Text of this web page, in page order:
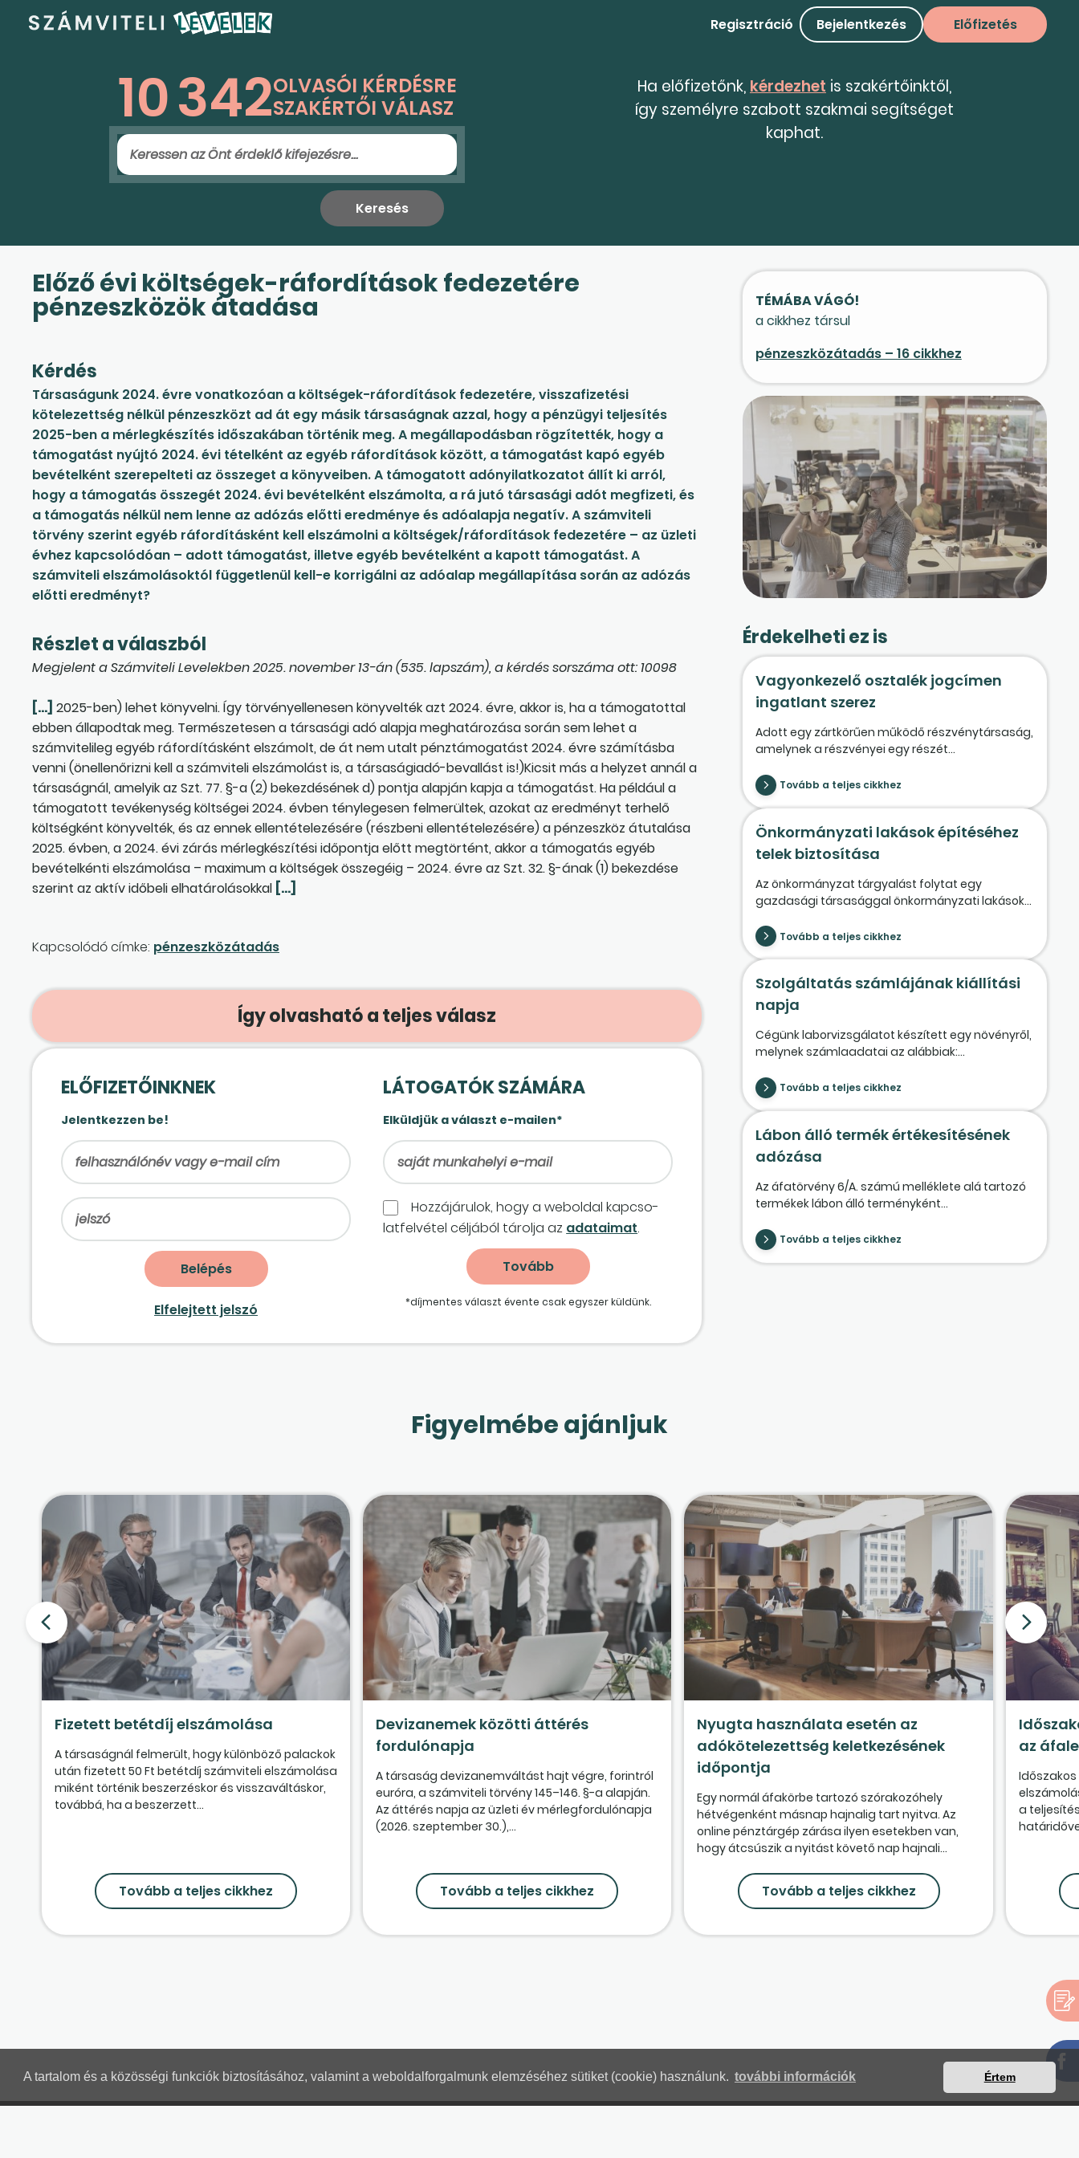
A tartalom és a közösségi funkciók biztosításához, valamint a weboldalforgalmunk elemzéséhez sütiket (cookie) használunk. további információk Értem
Regisztráció Bejelentkezés Előfizetés
10342OLVASÓI KÉRDÉSRE
SZAKÉRTŐI VÁLASZ
Ha előfizetőnk, kérdezhet is szakértőinktől,
így személyre szabott szakmai segítséget
kaphat.
Előző évi költségek-ráfordítások fedezetére
pénzeszközök átadása
Kérdés
Társaságunk 2024. évre vonatkozóan a költségek-ráfordítások fedezetére, visszafizetési
kötelezettség nélkül pénzeszközt ad át egy másik társaságnak azzal, hogy a pénzügyi teljesítés
2025-ben a mérlegkészítés időszakában történik meg. A megállapodásban rögzítették, hogy a
támogatást nyújtó 2024. évi tételként az egyéb ráfordítások között, a támogatást kapó egyéb
bevételként szerepelteti az összeget a könyveiben. A támogatott adónyilatkozatot állít ki arról,
hogy a támogatás összegét 2024. évi bevételként elszámolta, a rá jutó társasági adót megfizeti, és
a támogatás nélkül nem lenne az adózás előtti eredménye és adóalapja negatív. A számviteli
törvény szerint egyéb ráfordításként kell elszámolni a költségek/ráfordítások fedezetére – az üzleti
évhez kapcsolódóan – adott támogatást, illetve egyéb bevételként a kapott támogatást. A
számviteli elszámolásoktól függetlenül kell-e korrigálni az adóalap megállapítása során az adózás
előtti eredményt?
Részlet a válaszból
Megjelent a Számviteli Levelekben 2025. november 13-án (535. lapszám), a kérdés sorszáma ott: 10098
[…] 2025-ben) lehet könyvelni. Így törvényellenesen könyvelték azt 2024. évre, akkor is, ha a támogatottal
ebben állapodtak meg. Természetesen a társasági adó alapja meghatározása során sem lehet a
számvitelileg egyéb ráfordításként elszámolt, de át nem utalt pénztámogatást 2024. évre számításba
venni (önellenőrizni kell a számviteli elszámolást is, a társaságiadó-bevallást is!)Kicsit más a helyzet annál a
társaságnál, amelyik az Szt. 77. §-a (2) bekezdésének d) pontja alapján kapja a támogatást. Ha például a
támogatott tevékenység költségei 2024. évben ténylegesen felmerültek, azokat az eredményt terhelő
költségként könyvelték, és az ennek ellentételezésére (részbeni ellentételezésére) a pénzeszköz átutalása
2025. évben, a 2024. évi zárás mérlegkészítési időpontja előtt megtörtént, akkor a támogatás egyéb
bevételkénti elszámolása – maximum a költségek összegéig – 2024. évre az Szt. 32. §-ának (1) bekezdése
szerint az aktív időbeli elhatárolásokkal […]
Kapcsolódó címke: pénzeszközátadás
Így olvasható a teljes válasz
ELŐFIZETŐINKNEK
Jelentkezzen be!
Elfelejtett jelszó
LÁTOGATÓK SZÁMÁRA
Elküldjük a választ e-mailen*
Hozzájárulok, hogy a weboldal kapcso­
lat­felvétel céljából tárolja az adataimat.
*díjmentes választ évente csak egyszer küldünk.
TÉMÁBA VÁGÓ!
a cikkhez társul
pénzeszközátadás – 16 cikkhez
Érdekelheti ez is
Vagyonkezelő osztalék jogcímen
ingatlant szerez
Adott egy zártkörűen működő részvénytársaság,
amelynek a részvényei egy részét...
Tovább a teljes cikkhez
Önkormányzati lakások építéséhez
telek biztosítása
Az önkormányzat tárgyalást folytat egy
gazdasági társasággal önkormányzati lakások...
Tovább a teljes cikkhez
Szolgáltatás számlájának kiállítási
napja
Cégünk laborvizsgálatot készített egy növényről,
melynek számlaadatai az alábbiak:...
Tovább a teljes cikkhez
Lábon álló termék értékesítésének
adózása
Az áfatörvény 6/A. számú melléklete alá tartozó
termékek lábon álló terményként...
Tovább a teljes cikkhez
Figyelmébe ajánljuk
Fizetett betétdíj elszámolása
A társaságnál felmerült, hogy különböző palackok
után fizetett 50 Ft betétdíj számviteli elszámolása
miként történik beszerzéskor és visszaváltáskor,
továbbá, ha a beszerzett...
Tovább a teljes cikkhez
Devizanemek közötti áttérés
fordulónapja
A társaság devizanemváltást hajt végre, forintról
euróra, a számviteli törvény 145–146. §-a alapján.
Az áttérés napja az üzleti év mérlegfordulónapja
(2026. szeptember 30.),...
Tovább a teljes cikkhez
Nyugta használata esetén az
adókötelezettség keletkezésének
időpontja
Egy normál áfakörbe tartozó szórakozóhely
hétvégenként másnap hajnalig tart nyitva. Az
online pénztárgép zárása ilyen esetekben van,
hogy átcsúszik a nyitást követő nap hajnali...
Tovább a teljes cikkhez
az
a